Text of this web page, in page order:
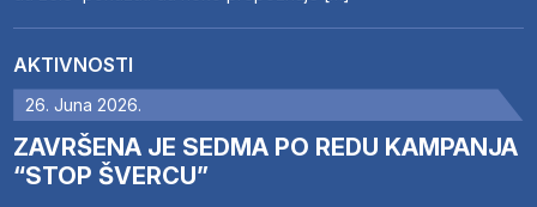
AKTIVNOSTI
26. Juna 2026.
ZAVRŠENA JE SEDMA PO REDU KAMPANJA
“STOP ŠVERCU”